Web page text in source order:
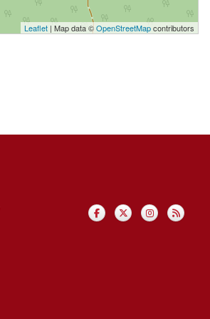
Leaflet | Map data ©OpenStreetMapcontributors